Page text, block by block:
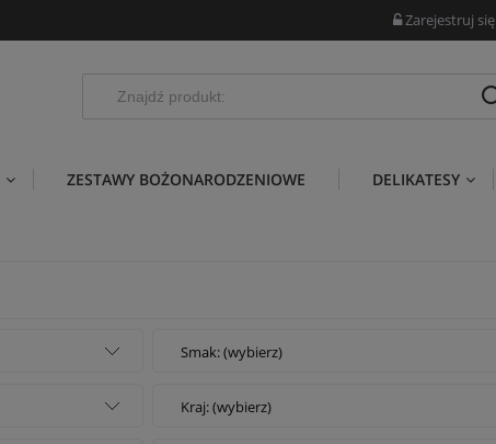
Zarejestruj się
ZESTAWY BOŻONARODZENIOWE DELIKATESY
Smak: (wybierz)
Kraj: (wybierz)